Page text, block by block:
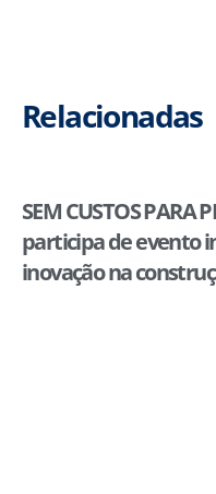
Relacionadas
SEM CUSTOS PARA
participa de evento
inovação na